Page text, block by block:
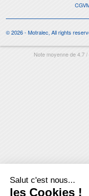
CGV
© 2026 - Motralec, All rights
Note moyenne de4.7/